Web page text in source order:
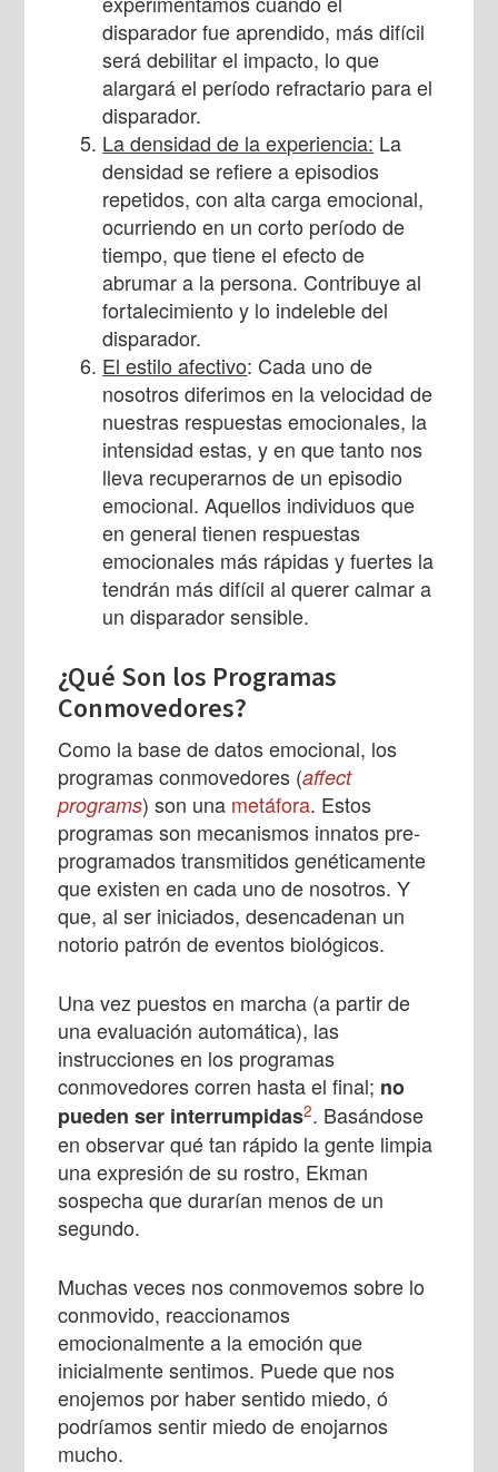
disparador fue aprendido, más difícil
será debilitar el impacto, lo que
alargará el período refractario para el
disparador.
La densidad de la experiencia: La
densidad se refiere a episodios
repetidos, con alta carga emocional,
ocurriendo en un corto período de
tiempo, que tiene el efecto de
abrumar a la persona. Contribuye al
fortalecimiento y lo indeleble del
disparador.
El estilo afectivo: Cada uno de
nosotros diferimos en la velocidad de
nuestras respuestas emocionales, la
intensidad estas, y en que tanto nos
lleva recuperarnos de un episodio
emocional. Aquellos individuos que
en general tienen respuestas
emocionales más rápidas y fuertes la
tendrán más difícil al querer calmar a
un disparador sensible.
¿Qué Son los Programas
Conmovedores?
Como la base de datos emocional, los
programas conmovedores (affect
programs) son una metáfora. Estos
programas son mecanismos innatos pre-
programados transmitidos genéticamente
que existen en cada uno de nosotros. Y
que, al ser iniciados, desencadenan un
notorio patrón de eventos biológicos.
Una vez puestos en marcha (a partir de
una evaluación automática), las
instrucciones en los programas
conmovedores corren hasta el final; no
pueden ser interrumpidas2. Basándose
en observar qué tan rápido la gente limpia
una expresión de su rostro, Ekman
sospecha que durarían menos de un
segundo.
Muchas veces nos conmovemos sobre lo
conmovido, reaccionamos
emocionalmente a la emoción que
inicialmente sentimos. Puede que nos
enojemos por haber sentido miedo, ó
podríamos sentir miedo de enojarnos
mucho.